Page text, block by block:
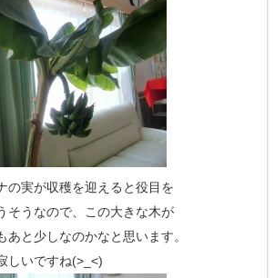
の実が収穫を迎えると役目を
そうなので、この大きな木が
あと少しなのかなと思います。
しいですね(>_<)